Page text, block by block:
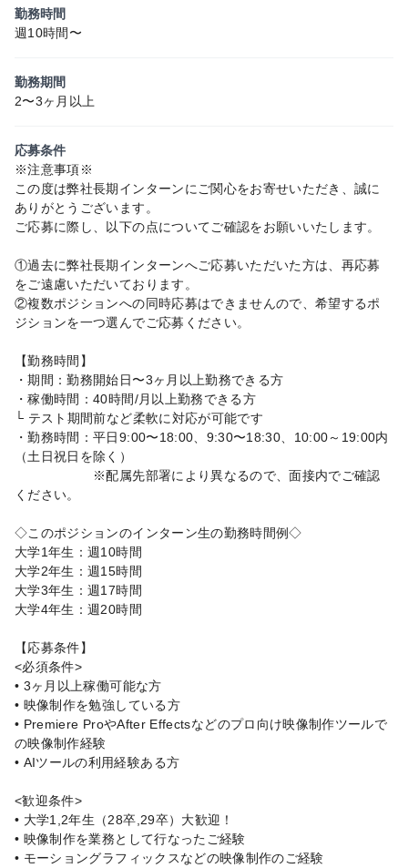
勤務時間
週10時間〜
勤務期間
2〜3ヶ月以上
応募条件
※注意事項※
この度は弊社長期インターンにご関心をお寄せいただき、誠に
ありがとうございます。
ご応募に際し、以下の点についてご確認をお願いいたします。
①過去に弊社長期インターンへご応募いただいた方は、再応募
をご遠慮いただいております。
②複数ポジションへの同時応募はできませんので、希望するポ
ジションを一つ選んでご応募ください。
【勤務時間】
・期間：勤務開始日〜3ヶ月以上勤務できる方
・稼働時間：40時間/月以上勤務できる方
└ テスト期間前など柔軟に対応が可能です
・勤務時間：平日9:00〜18:00、9:30〜18:30、10:00～19:00内
（土日祝日を除く）
※配属先部署により異なるので、面接内でご確認
ください。
◇このポジションのインターン生の勤務時間例◇
大学1年生：週10時間
大学2年生：週15時間
大学3年生：週17時間
大学4年生：週20時間
【応募条件】
<必須条件>
• 3ヶ月以上稼働可能な方
• 映像制作を勉強している方
• Premiere ProやAfter Effectsなどのプロ向け映像制作ツールで
の映像制作経験
• AIツールの利用経験ある方
<歓迎条件>
• 大学1,2年生（28卒,29卒）大歓迎！
• 映像制作を業務として行なったご経験
• モーショングラフィックスなどの映像制作のご経験